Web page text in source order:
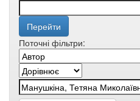
Поточні фільтри: